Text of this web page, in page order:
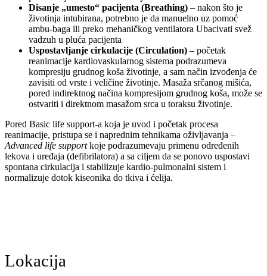
Disanje „umesto“ pacijenta (Breathing) – nakon što je
životinja intubirana, potrebno je da manuelno uz pomoć
ambu-baga ili preko mehaničkog ventilatora Ubacivati svež
vadzuh u pluća pacijenta
Uspostavljanje cirkulacije (Circulation) – početak
reanimacije kardiovaskularnog sistema podrazumeva
kompresiju grudnog koša životinje, a sam način izvođenja će
zavisiti od vrste i veličine životinje. Masaža srčanog mišića,
pored indirektnog načina kompresijom grudnog koša, može se
ostvariti i direktnom masažom srca u toraksu životinje.
Pored Basic life support-a koja je uvod i početak procesa
reanimacije, pristupa se i naprednim tehnikama oživljavanja –
Advanced life supportkoje podrazumevaju primenu određenih
lekova i uređaja (defibrilatora) a sa ciljem da se ponovo uspostavi
spontana cirkulacija i stabilizuje kardio-pulmonalni sistem i
normalizuje dotok kiseonika do tkiva i ćelija.
Lokacija